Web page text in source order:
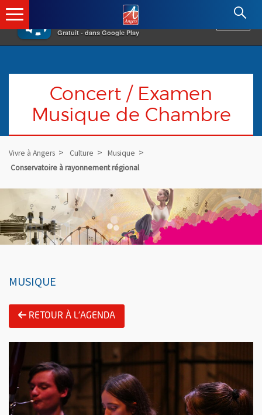
×
Gratuit - dans Google Play
Angers.fr : Retour à l'accueil
Concert / Examen
Musique de Chambre
Vivre à Angers Culture
Musique
Conservatoire à rayonnement régional
MUSIQUE
RETOUR À L'AGENDA